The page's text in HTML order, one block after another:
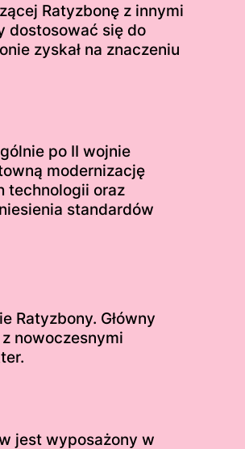
Ratyzbonę z innymi
dostosować się do
zyskał na znaczeniu
po II wojnie
modernizację
technologii oraz
standardów
Ratyzbony. Główny
nowoczesnymi
jest wyposażony w